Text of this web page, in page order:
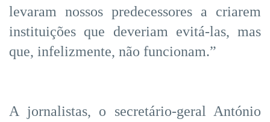
levaram nossos predecessores a criarem
instituições que deveriam evitá-las, mas
que, infelizmente, não funcionam.”
A jornalistas, o secretário-geral António